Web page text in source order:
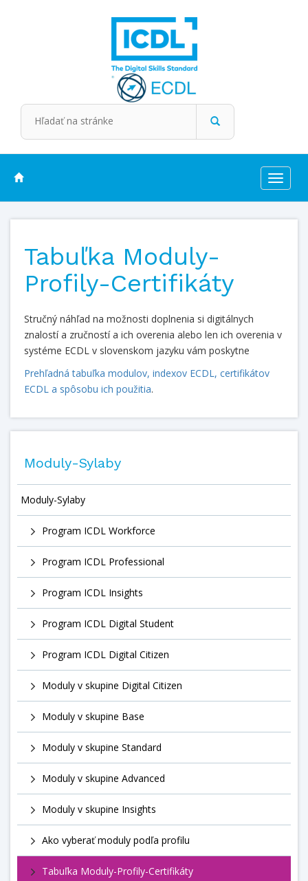
Toggle
Tabuľka Moduly-
Profily-Certifikáty
Stručný náhľad na možnosti doplnenia si digitálnych
znalostí a zručností a ich overenia alebo len ich overenia v
systéme ECDL v slovenskom jazyku vám poskytne
Prehľadná tabuľka modulov, indexov ECDL, certifikátov
ECDL a spôsobu ich použitia.
Moduly-Sylaby
Moduly-Sylaby
Program ICDL Workforce
Program ICDL Professional
Program ICDL Insights
Program ICDL Digital Student
Program ICDL Digital Citizen
Moduly v skupine Digital Citizen
Moduly v skupine Base
Moduly v skupine Standard
Moduly v skupine Advanced
Moduly v skupine Insights
Ako vyberať moduly podľa profilu
Tabuľka Moduly-Profily-Certifikáty